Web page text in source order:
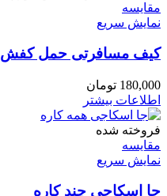
مقايسه
نمایش سریع
کیف مسافرتی حمل کفش
180,000 تومان
اطلاعات بیشتر
فروخته شده
مقايسه
نمایش سریع
جا اسکاجی چند کاره